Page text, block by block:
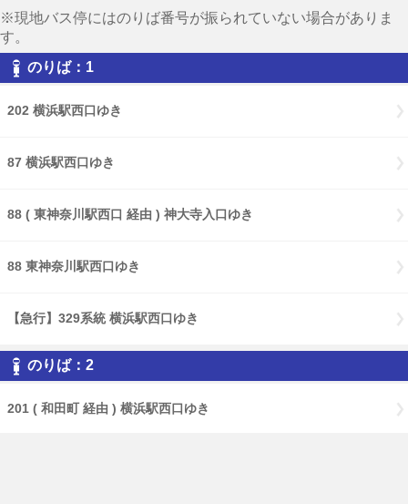
※現地バス停にはのりば番号が振られていない場合がありま
す。
のりば：1
202 横浜駅西口ゆき
87 横浜駅西口ゆき
88 ( 東神奈川駅西口 経由 ) 神大寺入口ゆき
88 東神奈川駅西口ゆき
【急行】329系統 横浜駅西口ゆき
のりば：2
201 ( 和田町 経由 ) 横浜駅西口ゆき